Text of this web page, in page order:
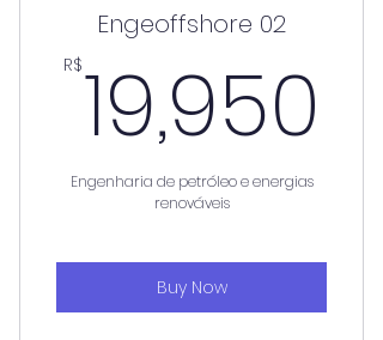
Engeoffshore 02
R$19,950
Engenharia de petróleo e energias
renováveis
Buy Now